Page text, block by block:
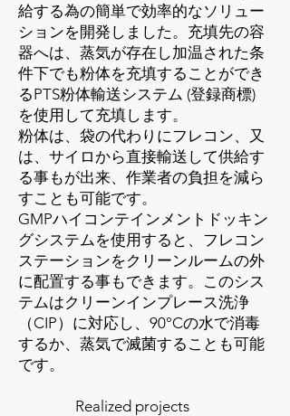
給する為の簡単で効率的なソリュー
ションを開発しました。充填先の容
器へは、蒸気が存在し加温された条
件下でも粉体を充填することができ
るPTS粉体輸送システム (登録商標)
を使用して充填します。
粉体は、袋の代わりにフレコン、又
は、サイロから直接輸送して供給す
る事もが出来、作業者の負担を減ら
すことも可能です。
GMPハイコンテインメントドッキン
グシステムを使用すると、フレコン
ステーションをクリーンルームの外
に配置する事もできます。このシス
テムはクリーンインプレース洗浄
（CIP）に対応し、90°Cの水で消毒
するか、蒸気で滅菌することも可能
です。
Realized projects